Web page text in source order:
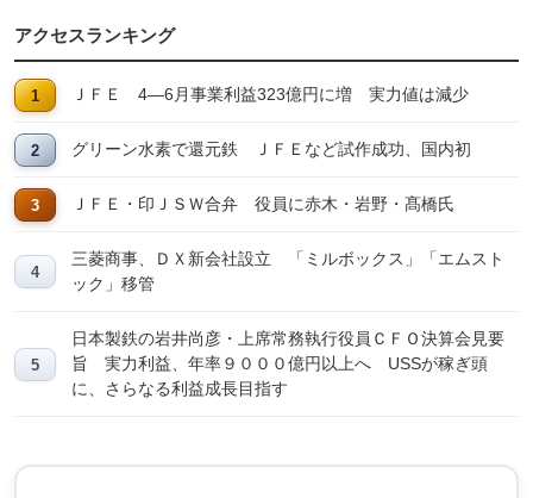
アクセスランキング
ＪＦＥ 4―6月事業利益323億円に増 実力値は減少
グリーン水素で還元鉄 ＪＦＥなど試作成功、国内初
ＪＦＥ・印ＪＳＷ合弁 役員に赤木・岩野・髙橋氏
三菱商事、ＤＸ新会社設立 「ミルボックス」「エムスト
ック」移管
日本製鉄の岩井尚彦・上席常務執行役員ＣＦＯ決算会見要
旨 実力利益、年率９０００億円以上へ USSが稼ぎ頭
に、さらなる利益成長目指す